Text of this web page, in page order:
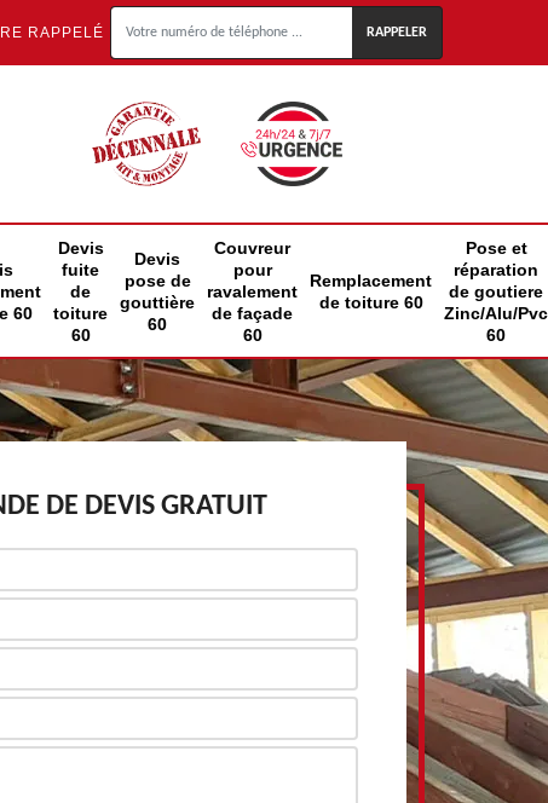
RAPPELÉ
60
Devis
fuite
de
toiture
60
Devis
pose de
gouttière
60
Couvreur
pour
ravalement
de façade
60
Remplacement
de toiture 60
Pose et
réparation
de goutiere
Zinc/Alu/Pvc
60
DE DEVIS GRATUIT